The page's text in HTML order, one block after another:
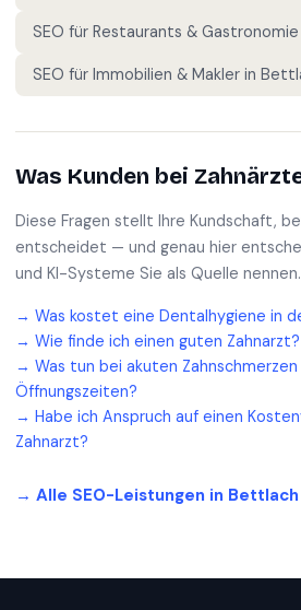
SEO für Restaurants & Gastronomie
SEO für Immobilien & Makler in
Was Kunden bei
Diese Fragen stellt Ihre Kundschaft,
entscheidet — und genau hier
und KI-Systeme Sie als Quelle nennen.
→ Was kostet eine Dentalhygiene in
→ Wie finde ich einen guten Zahnarzt?
→ Was tun bei akuten
Öffnungszeiten?
→ Habe ich Anspruch auf einen
Zahnarzt?
→ Alle SEO-Leistungen in Bettlach